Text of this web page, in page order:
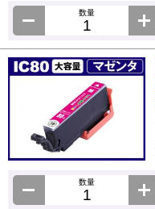
数量
数量